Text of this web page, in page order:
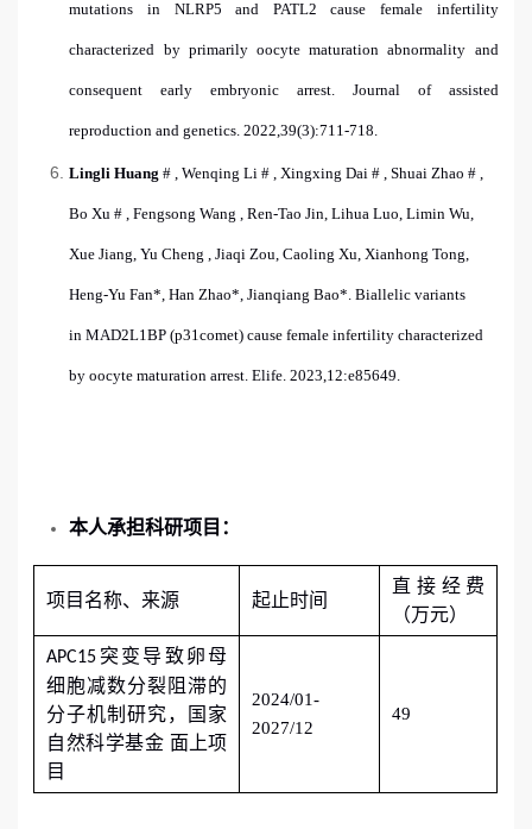
mutations in NLRP5 and PATL2 cause female infertility
characterized by primarily oocyte maturation abnormality and
consequent early embryonic arrest. Journal of assisted
reproduction and genetics. 2022,39(3):711-718.
Lingli Huang # , Wenqing Li # , Xingxing Dai # , Shuai Zhao # ,
Bo Xu # , Fengsong Wang , Ren-Tao Jin, Lihua Luo, Limin Wu,
Xue Jiang, Yu Cheng , Jiaqi Zou, Caoling Xu, Xianhong Tong,
Heng-Yu Fan*, Han Zhao*, Jianqiang Bao*. Biallelic variants
inMAD2L1BP (p31comet) cause female infertility characterized
by oocyte maturation arrest. Elife. 2023,12:e85649.
本人承担科研项目：
项目名称、来源 起止时间
直接 经费
（万元）
APC15突变导致卵母
细胞减数分裂阻滞的
分子机制研究，
国家
自然科学基金 面上项
目
2024/01-
2027/12
49